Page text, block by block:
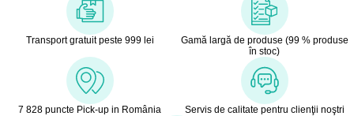
Transport gratuit peste 999 lei
Gamă largă de produse (99 % produse
în stoc)
7 828 puncte Pick-up in România Servis de calitate pentru clienţii noştri